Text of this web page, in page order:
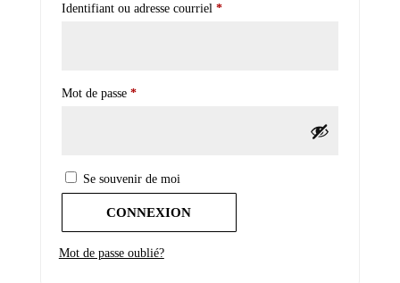
Identifiant ou adresse courriel *Obligatoire
Mot de passe *Obligatoire
Se souvenir de moi
CONNEXION
Mot de passe oublié?